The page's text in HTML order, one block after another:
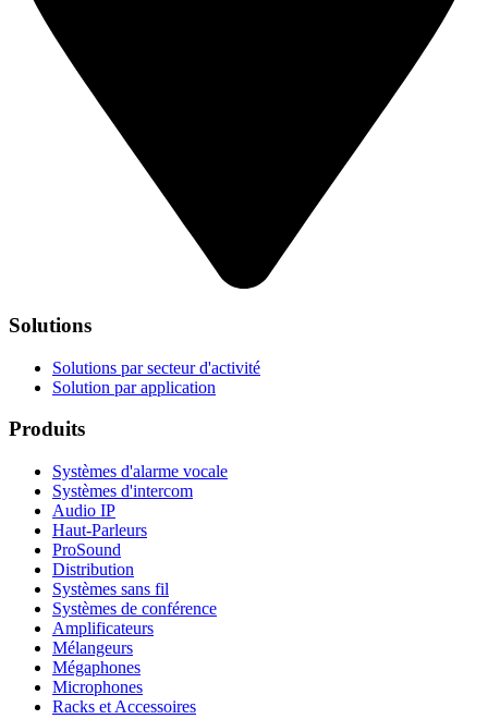
Solutions
Solutions par secteur d'activité
Solution par application
Produits
Systèmes d'alarme vocale
Systèmes d'intercom
Audio IP
Haut-Parleurs
ProSound
Distribution
Systèmes sans fil
Systèmes de conférence
Amplificateurs
Mélangeurs
Mégaphones
Microphones
Racks et Accessoires